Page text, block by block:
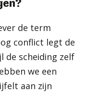
de term
conflict legt de
de scheiding zelf
we een
aan zijn